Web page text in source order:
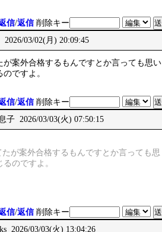
信/返信 削除キー
03/02(月) 20:09:45
案外合格するもんですとか言っても思い
ですよ。
信/返信 削除キー
子 2026/03/03(火) 07:50:15
が案外合格するもんですとか言っても思
のですよ。
信/返信 削除キー
2026/03/03(火) 13:04:26